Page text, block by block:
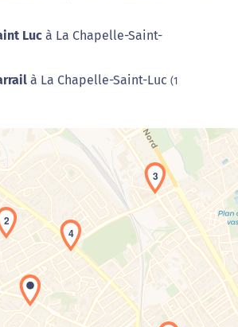
Luc à La Chapelle-Saint-
à La Chapelle-Saint-Luc (1
de la carte en cours...
2
3
4